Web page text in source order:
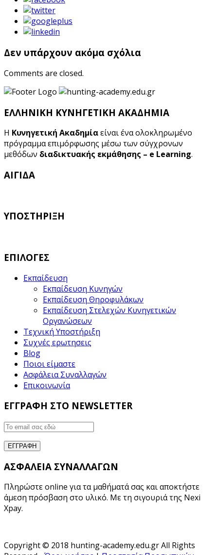
Δεν υπάρχουν ακόμα σχόλια
Comments are closed.
ΕΛΛΗΝΙΚΗ ΚΥΝΗΓΕΤΙΚΗ ΑΚΑΔΗΜΙΑ
Η Κυνηγετική Ακαδημίαείναι ένα ολοκληρωμένο
πρόγραμμα επιμόρφωσης μέσω των σύγχρονων
μεθόδων διαδικτυακής εκμάθησης – e Learning.
ΑΙΓΙΔΑ
ΥΠΟΣΤΗΡΙΞΗ
ΕΠΙΛΟΓΕΣ
Εκπαίδευση
Εκπαίδευση Κυνηγών
Εκπαίδευση Θηροφυλάκων
Εκπαίδευση Στελεχών Κυνηγετικών
Οργανώσεων
Τεχνική Υποστήριξη
Συχνές ερωτησεις
Blog
Ποιοι είμαστε
Ασφάλεια Συναλλαγών
Επικοινωνία
ΕΓΓΡΑΦΗ ΣΤΟ NEWSLETTER
ΑΣΦΑΛΕΙΑ ΣΥΝΑΛΛΑΓΩΝ
Πληρώστε online για τα μαθήματά σας και αποκτήστε
άμεση πρόσβαση στο υλικό. Με τη σιγουριά της Nexi
Xpay.
Copyright © 2018 hunting-academy.edu.gr All Rights